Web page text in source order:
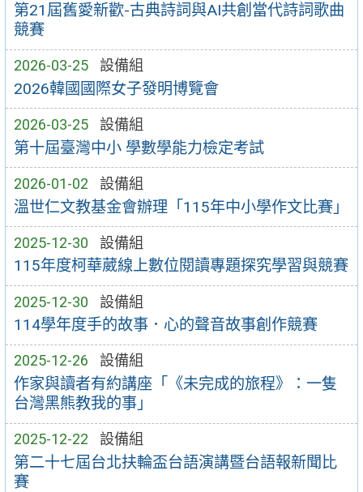
第21屆舊愛新歡-古典詩詞與AI共創當代詩詞歌曲
競賽
2026-03-25 設備組
2026韓國國際女子發明博覽會
2026-03-25 設備組
第十屆臺灣中小 學數學能力檢定考試
2026-01-02 設備組
溫世仁文教基金會辦理「115年中小學作文比賽」
2025-12-30 設備組
115年度柯華葳線上數位閱讀專題探究學習與競賽
2025-12-30 設備組
114學年度手的故事．心的聲音故事創作競賽
2025-12-26 設備組
作家與讀者有約講座「《未完成的旅程》：一隻
台灣黑熊教我的事」
2025-12-22 設備組
第二十七屆台北扶輪盃台語演講暨台語報新聞比
賽